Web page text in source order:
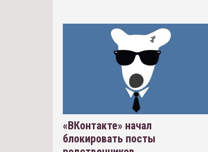
«ВКонтакте» начал
блокировать посты